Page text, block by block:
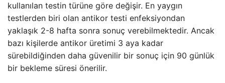
kullanılan testin türüne göre değişir. En yaygın
testlerden biri olan antikor testi enfeksiyondan
yaklaşık 2-8 hafta sonra sonuç verebilmektedir. Ancak
bazı kişilerde antikor üretimi 3 aya kadar
sürebildiğinden daha güvenilir bir sonuç için 90 günlük
bir bekleme süresi önerilir.